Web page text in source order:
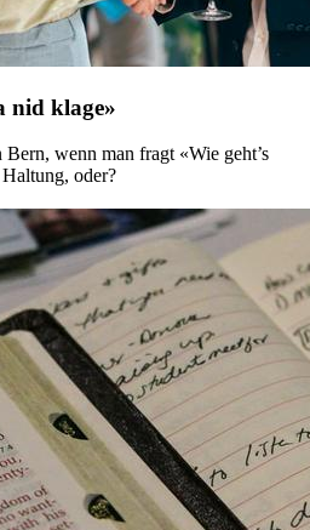
nid klage»
wenn man fragt «Wie geht’s
oder?